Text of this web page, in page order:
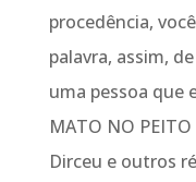
procedência,
palavra, assim,
uma pessoa que
MATO NO PEITO
Dirceu e outros